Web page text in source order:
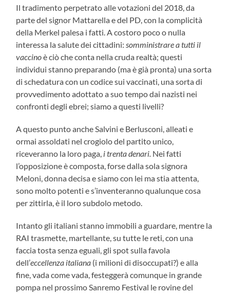
Il tradimento perpetrato alle votazioni del 2018, da
parte del signor Mattarella e del PD, con la complicità
della Merkel palesa i fatti. A costoro poco o nulla
interessa la salute dei cittadini:somministrare a tutti il
vaccinoè ciò che conta nella cruda realtà; questi
individui stanno preparando (ma è già pronta) una sorta
di schedatura con un codice sui vaccinati, una sorta di
provvedimento adottato a suo tempo dai nazisti nei
confronti degli ebrei; siamo a questi livelli?
A questo punto anche Salvini e Berlusconi, alleati e
ormai assoldati nel crogiolo del partito unico,
riceveranno la loro paga, i trentadenari. Nei fatti
l’opposizione è composta, forse dalla sola signora
Meloni, donna decisa e siamo con lei ma stia attenta,
sono molto potenti e s’inventeranno qualunque cosa
per zittirla, è il loro subdolo metodo.
Intanto gli italiani stanno immobili a guardare, mentre la
RAI trasmette, martellante, su tutte le reti, con una
faccia tosta senza eguali, gli spot sulla favola
dell’eccellenza italiana (i milioni di disoccupati?) e alla
fine, vada come vada, festeggerà comunque in grande
pompa nel prossimo Sanremo Festival le rovine del